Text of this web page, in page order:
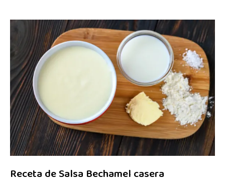
Receta de Salsa Bechamel casera